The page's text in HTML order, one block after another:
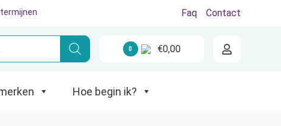
Hoe begin ik?
Faq Contact
0 €0,00
Hoe begin ik?